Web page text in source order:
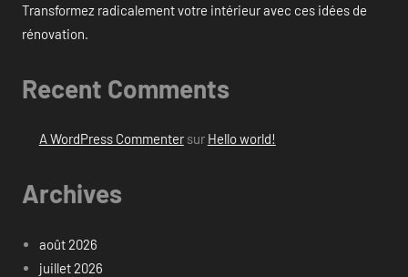
Transformez radicalement votre intérieur avec ces idées de
rénovation.
Recent Comments
A WordPress Commentersur Hello world!
Archives
août 2026
juillet 2026